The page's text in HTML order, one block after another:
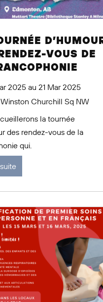
VOUS DE
2025 au 21 Mar 2025
Churchill Sq NW
la tournée
des rendez-vous de la
qui.